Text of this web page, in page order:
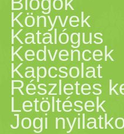
Könyvek
Katalógus
Kedvencek
Kapcsolat
Részletes
Letöltések
Jogi